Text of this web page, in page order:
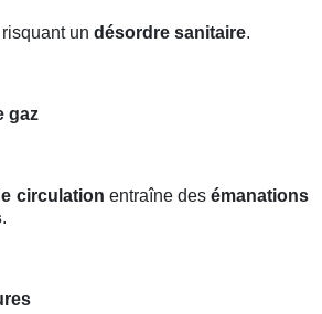
risquant un désordre sanitaire.
gaz
circulation entraîne desémanations
.